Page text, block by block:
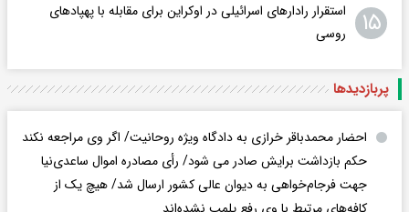
۱۵
استقرار رادارهای اسرائیلی در اوکراین برای مقابله با پهپادهای
روسی
پربازدید‌ها
احضار محمدباقر خرازی به دادگاه ویژه روحانیت/ اگر وی مراجعه نکند
حکم بازداشت برایش صادر می شود/ رأی مصادره اموال ساعدی‌نیا
جهت فرجام‌خواهی به دیوان عالی کشور ارسال شد/ هیچ یک از